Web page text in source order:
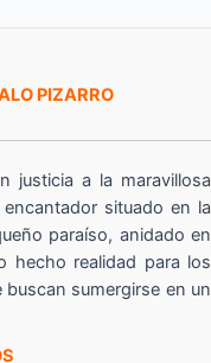
PIZARRO
justicia a la maravillosa
situado en la
paraíso, anidado en
hecho realidad para los
sumergirse en un